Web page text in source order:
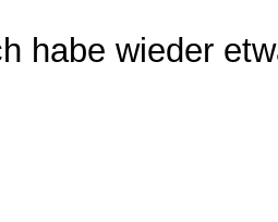
habe wieder